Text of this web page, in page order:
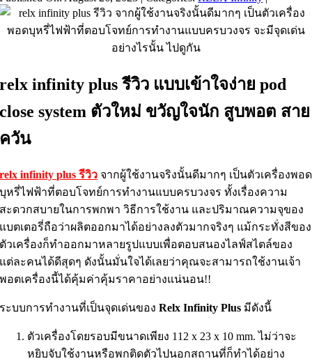
relx infinity plus รีวิว แบบเข้าใจง่าย pod
close system ตัวใหม่ ขวัญใจนัก สูบพอต สาย
ควัน
relx infinity plus รีวิว จากผู้ใช้งานจริงนั้นดีมากๆ เป็นตัวเครื่องพอด
บุหรี่ไฟฟ้าที่ตอบโจทย์การทำงานแบบครบวงจร ทั้งเรื่องความ
สะดวกสบายในการพกพา วิธีการใช้งาน และปริมาณความจุของ
แบตเตอรี่ถือว่าผลิตออกมาได้อย่างลงตัวมากจริงๆ แม้กระทั่งสีของ
ตัวเครื่องก็ทำออกมาหลายรูปแบบเพื่อตอบสนองไลฟ์สไตล์ของ
แต่ละคนได้ดีสุดๆ ดังนั้นมั่นใจได้เลยว่าคุณจะสามารถใช้งานเจ้า
พอตเครื่องนี้ได้คุ้มค่าคุ้มราคาอย่างแน่นอน!!
ระบบการทำงานที่เป็นจุดเด่นของRelx Infinity Plus มีดังนี้
ตัวเครื่องโดยรอบมีขนาดเพียง 112 x 23 x 10 mm. ไม่ว่าจะ
หยิบจับใช้งานหรือพกติดตัวไปนอกสถานที่ก็ทำได้อย่าง